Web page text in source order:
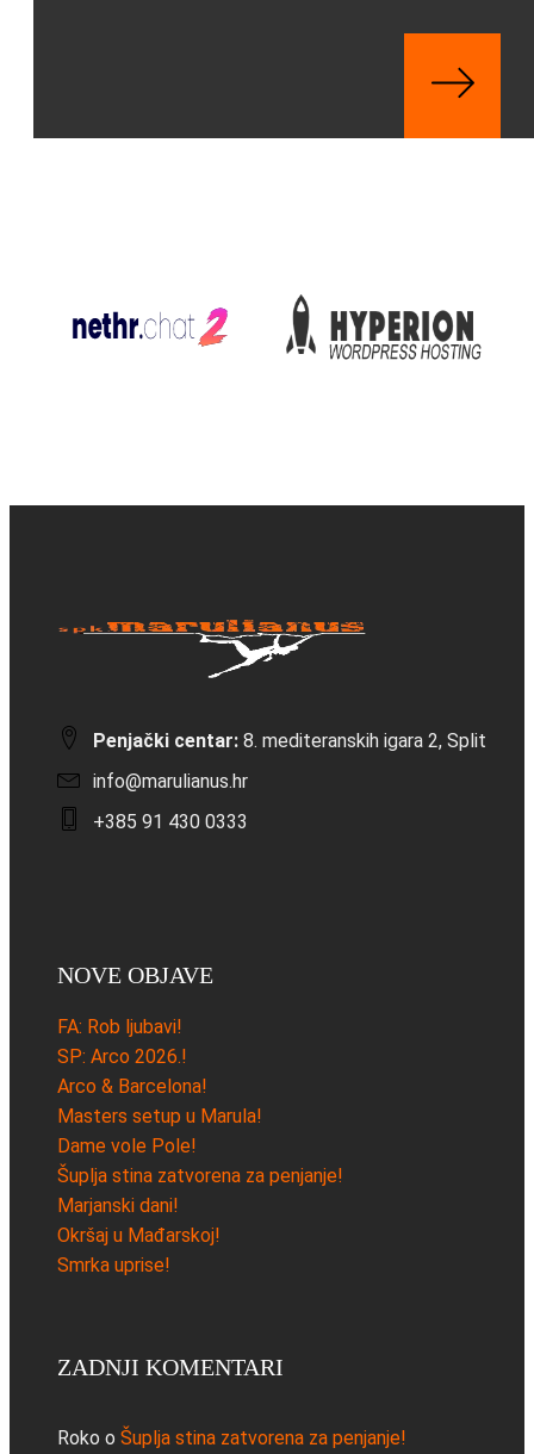
Penjački centar: 8. mediteranskih igara 2, Split
info@marulianus.hr
+385 91 430 0333
NOVE OBJAVE
FA: Rob ljubavi!
SP: Arco 2026.!
Arco & Barcelona!
Masters setup u Marula!
Dame vole Pole!
Šuplja stina zatvorena za penjanje!
Marjanski dani!
Okršaj u Mađarskoj!
Smrka uprise!
ZADNJI KOMENTARI
Roko o Šuplja stina zatvorena za penjanje!